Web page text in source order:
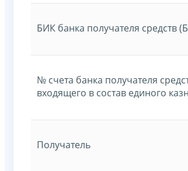
БИК банка получателя средств
№ счета банка получателя
входящего в состав единого
Получатель